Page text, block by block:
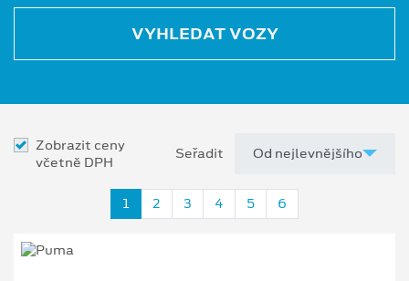
VYHLEDAT VOZY
Zobrazit ceny
včetně DPH
Seřadit
1 2 3 4 5 6